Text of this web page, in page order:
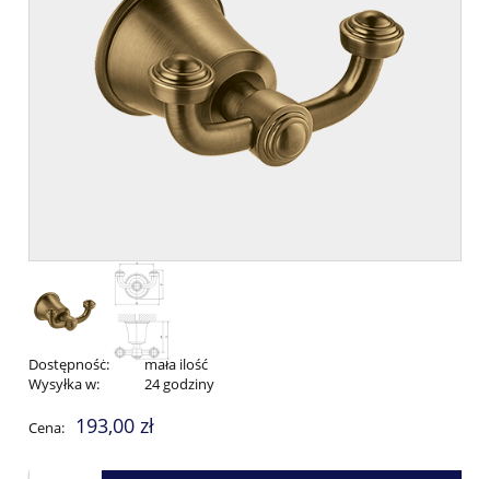
Dostępność:
mała ilość
Wysyłka w:
24 godziny
Cena: 193,00 zł